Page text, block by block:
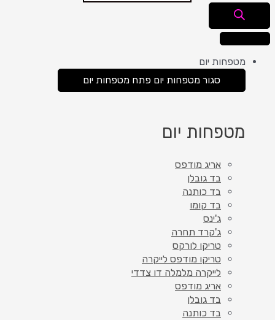
מטפחות יום
סגור מטפחות יום פתח מטפחות יום
מטפחות יום
אריג מודפס
בד גובלן
בד כותנה
בד קומו
ג'ינס
ג'קרד תחרה
טריקו לורקס
טריקו מודפס לייקרה
לייקרה מלמלה דו צדדי
אריג מודפס
בד גובלן
בד כותנה